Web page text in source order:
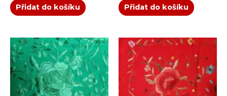
Přidat do košíku Přidat do košíku